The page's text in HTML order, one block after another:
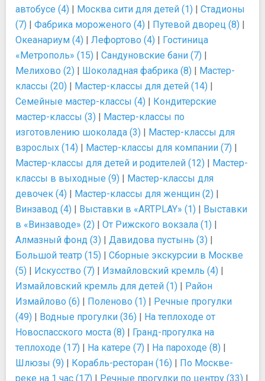
автобусе (4) | Москва сити для детей (1) | Стадионы
(7) | Фабрика мороженого (4) | Путевой дворец (8) |
Океанариум (4) | Лефортово (4) | Гостиница
«Метрополь» (15) | Сандуновские бани (7) |
Мелихово (2) | Шоколадная фабрика (8) | Мастер-
классы (20) | Мастер-классы для детей (14) |
Семейные мастер-классы (4) | Кондитерские
мастер-классы (3) | Мастер-классы по
изготовлению шоколада (3) | Мастер-классы для
взрослых (14) | Мастер-классы для компании (7) |
Мастер-классы для детей и родителей (12) | Мастер-
классы в выходные (9) | Мастер-классы для
девочек (4) | Мастер-классы для женщин (2) |
Винзавод (4) | Выставки в «ARTPLAY» (1) | Выставки
в «Винзаводе» (2) | От Рижского вокзала (1) |
Алмазный фонд (3) | Давидова пустынь (3) |
Большой театр (15) | Сборные экскурсии в Москве
(5) | Искусство (7) | Измайловский кремль (4) |
Измайловский кремль для детей (1) | Район
Измайлово (6) | Поленово (1) | Речные прогулки
(49) | Водные прогулки (36) | На теплоходе от
Новоспасского моста (8) | Гранд-прогулка на
теплоходе (17) | На катере (7) | На пароходе (8) |
Шлюзы (9) | Корабль-ресторан (16) | По Москве-
реке на 1 час (17) | Речные прогулки по центру (33) |